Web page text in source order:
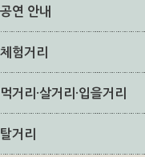
공연 안내
체험거리
먹거리·살거리·입을거리
탈거리